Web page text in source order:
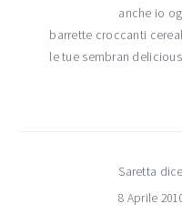
anche io
barrette croccanti
le tue sembran
Saretta dice
8 Aprile